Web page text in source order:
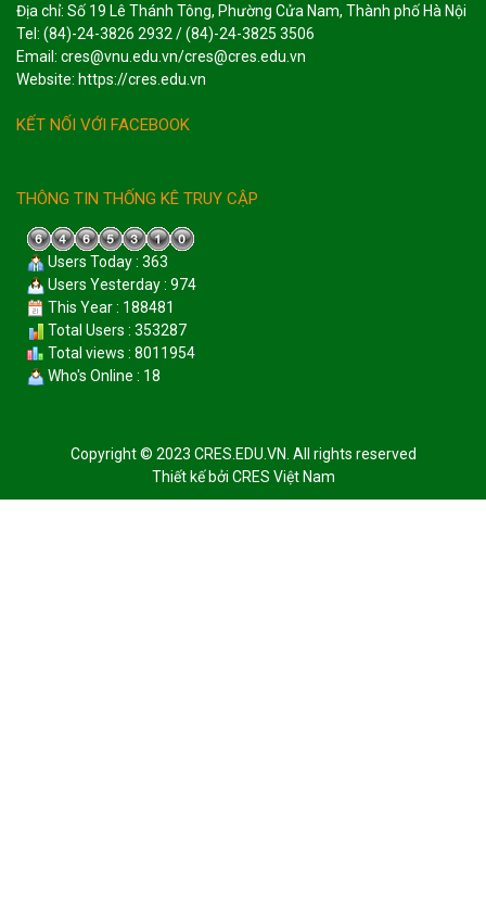
Địa chỉ: Số 19 Lê Thánh Tông, Phường Cửa Nam, Thành phố Hà Nội
Tel: (84)-24-3826 2932 / (84)-24-3825 3506
Email: cres@vnu.edu.vn/cres@cres.edu.vn
Website: https://cres.edu.vn
KẾT NỐI VỚI FACEBOOK
THÔNG TIN THỐNG KÊ TRUY CẬP
Users Today : 363
Users Yesterday : 974
This Year : 188481
Total Users : 353287
Total views : 8011954
Who's Online : 18
Copyright © 2023 CRES.EDU.VN. All rights reserved
Thiết kế bởi CRES Việt Nam